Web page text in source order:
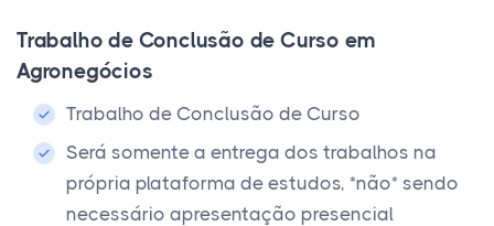
Trabalho de Conclusão de Curso em
Agronegócios
Trabalho de Conclusão de Curso
Será somente a entrega dos trabalhos na
própria plataforma de estudos, *não* sendo
necessário apresentação presencial